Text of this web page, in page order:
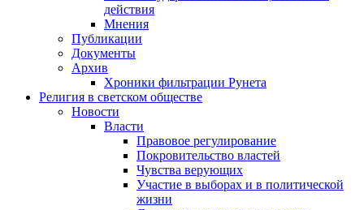
действия
Мнения
Публикации
Документы
Архив
Хроники фильтрации Рунета
Религия в светском обществе
Новости
Власти
Правовое регулирование
Покровительство властей
Чувства верующих
Участие в выборах и в политической
жизни